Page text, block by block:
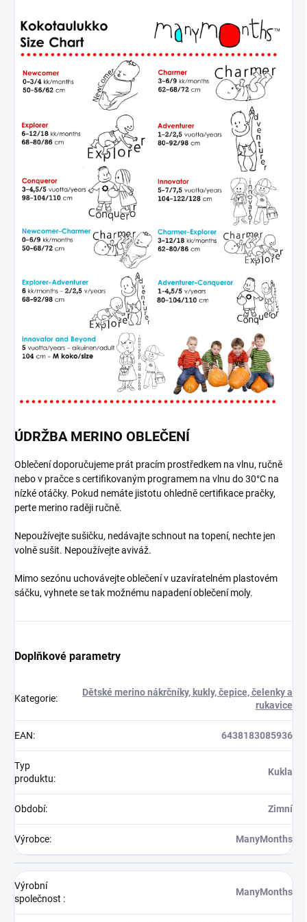
ÚDRŽBA MERINO OBLEČENÍ
Oblečení doporučujeme prát pracím prostředkem na vlnu, ručně
nebo v pračce s certifikovaným programem na vlnu do 30°C na
nízké otáčky. Pokud nemáte jistotu ohledně certifikace pračky,
perte merino raději ručně.
Nepoužívejte sušičku, nedávajte schnout na topení, nechte jen
volně sušit. Nepoužívejte aviváž.
Mimo sezónu uchovávejte oblečení v uzavíratelném plastovém
sáčku, vyhnete se tak možnému napadení oblečení moly.
Doplňkové parametry
Kategorie:
Dětské merino nákrčníky, kukly, čepice, čelenky a
rukavice
EAN: 6438183085936
Typ
produktu:
Kukla
Období: Zimní
Výrobce: ManyMonths
Výrobní
společnost :
ManyMonths